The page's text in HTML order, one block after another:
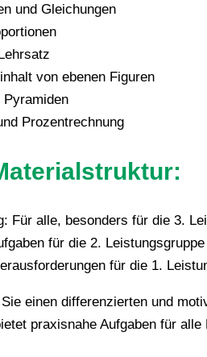
und Gleichungen
von ebenen Figuren
Pyramiden
Prozentrechnung
Für alle, besonders für die 3.
für die 2. Leistungsgruppe
für die 1.
einen differenzierten und
praxisnahe Aufgaben für alle